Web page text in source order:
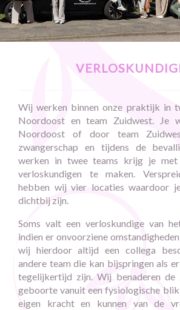
Wij werken binnen onze praktijk in
Noordoost en team Zuidwest. Je
Noordoost of door team
zwangerschap en tijdens de
werken in twee teams krijg je met
verloskundigen te maken.
hebben wij vier locaties waardoor
dichtbij zijn.
Soms valt een verloskundige van
indien er onvoorziene
wij hierdoor altijd een collega
andere team die kan bijspringen als
tegelijkertijd zijn. Wij benaderen de
geboorte vanuit een fysiologische
eigen kracht en kunnen van de